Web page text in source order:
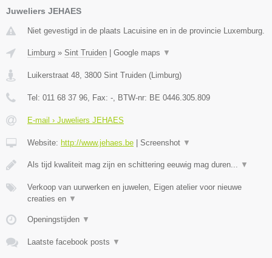
Juweliers JEHAES
Niet gevestigd in de plaats Lacuisine en in de provincie Luxemburg.
Limburg » Sint Truiden Google maps ▼
Luikerstraat 48 3800 Sint Truiden ( Limburg)
Tel: 011 68 37 96 , Fax: - , BTW-nr: BE 0446.305.809
E-mail › Juweliers JEHAES
Website: http://www.jehaes.be Screenshot ▼
Als tijd kwaliteit mag zijn en schittering eeuwig mag duren... ▼
Verkoop van uurwerken en juwelen, Eigen atelier voor nieuwe
creaties en ▼
Openingstijden ▼
Laatste facebook posts ▼